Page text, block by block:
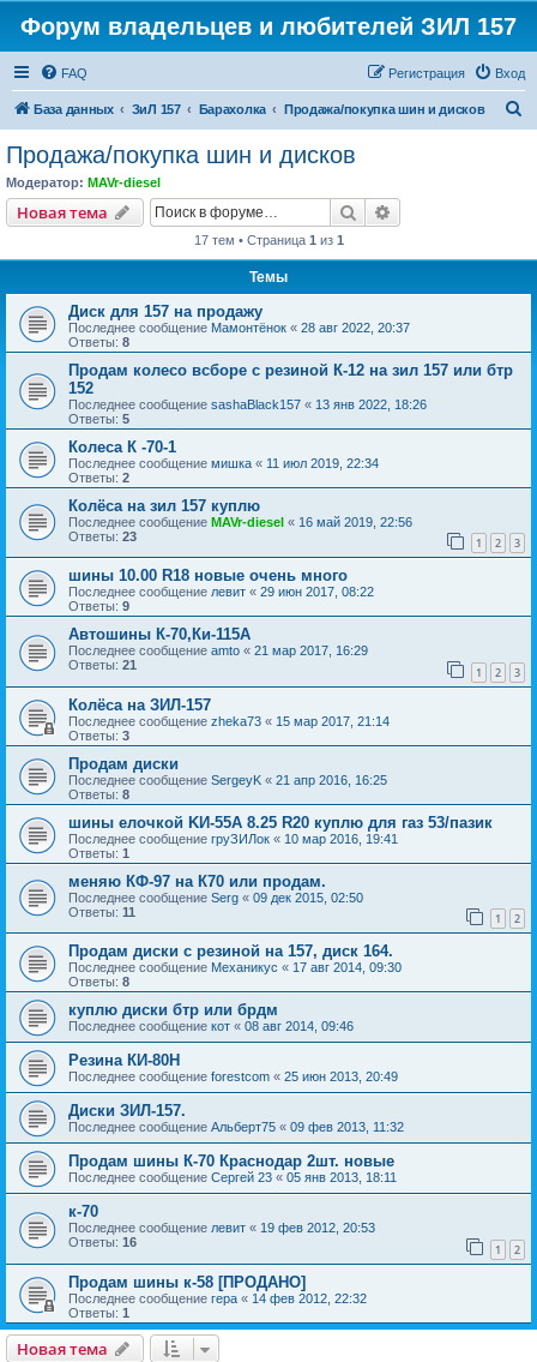
Форум владельцев и любителей ЗИЛ 157
FAQ Вход
Регистрация
База данных ЗиЛ 157 Барахолка Продажа/покупка шин и дисков
Продажа/покупка шин и дисков
Модератор: MAVr-diesel
Новая тема Поиск
17 тем • Страница 1 из 1
Темы
Диск для 157 на продажу
Последнее сообщение Мамонтёнок « 28 авг 2022, 20:37
Ответы: 8
Продам колесо всборе с резиной К-12 на зил 157 или бтр
152
Последнее сообщение sashaBlack157 « 13 янв 2022, 18:26
Ответы: 5
Колеса К -70-1
Последнее сообщение мишка « 11 июл 2019, 22:34
Ответы: 2
Колёса на зил 157 куплю
Последнее сообщение MAVr-diesel « 16 май 2019, 22:56
Ответы: 23 1 2 3
шины 10.00 R18 новые очень много
Последнее сообщение левит « 29 июн 2017, 08:22
Ответы: 9
Автошины К-70,Ки-115А
Последнее сообщение amto « 21 мар 2017, 16:29
Ответы: 21 1 2 3
Колёса на ЗИЛ-157
Последнее сообщение zheka73 « 15 мар 2017, 21:14
Ответы: 3
Продам диски
Последнее сообщение SergeyK « 21 апр 2016, 16:25
Ответы: 8
шины елочкой KИ-55А 8.25 R20 куплю для газ 53/пазик
Последнее сообщение груЗИЛок « 10 мар 2016, 19:41
Ответы: 1
меняю КФ-97 на К70 или продам.
Последнее сообщение Serg « 09 дек 2015, 02:50
Ответы: 11 1 2
Продам диски с резиной на 157, диск 164.
Последнее сообщение Механикус « 17 авг 2014, 09:30
Ответы: 8
куплю диски бтр или брдм
Последнее сообщение кот « 08 авг 2014, 09:46
Резина КИ-80Н
Последнее сообщение forestcom « 25 июн 2013, 20:49
Диски ЗИЛ-157.
Последнее сообщение Альберт75 « 09 фев 2013, 11:32
Продам шины К-70 Краснодар 2шт. новые
Последнее сообщение Сергей 23 « 05 янв 2013, 18:11
к-70
Последнее сообщение левит « 19 фев 2012, 20:53
Ответы: 16 1 2
Продам шины к-58 [ПРОДАНО]
Последнее сообщение гера « 14 фев 2012, 22:32
Ответы: 1
Новая тема